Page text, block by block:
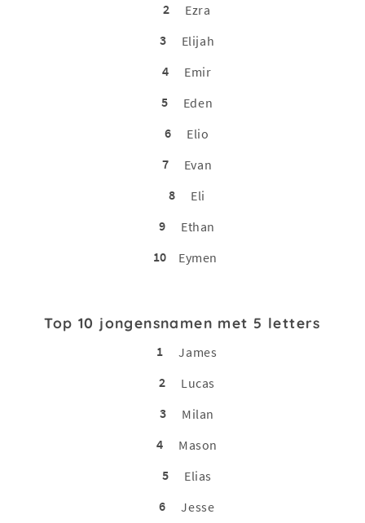
2
Ezra
3
Elijah
4
Emir
5
Eden
6
Elio
7
Evan
8
Eli
9
Ethan
10
Eymen
Top 10 jongensnamen met 5 letters
1
James
2
Lucas
3
Milan
4
Mason
5
Elias
6
Jesse